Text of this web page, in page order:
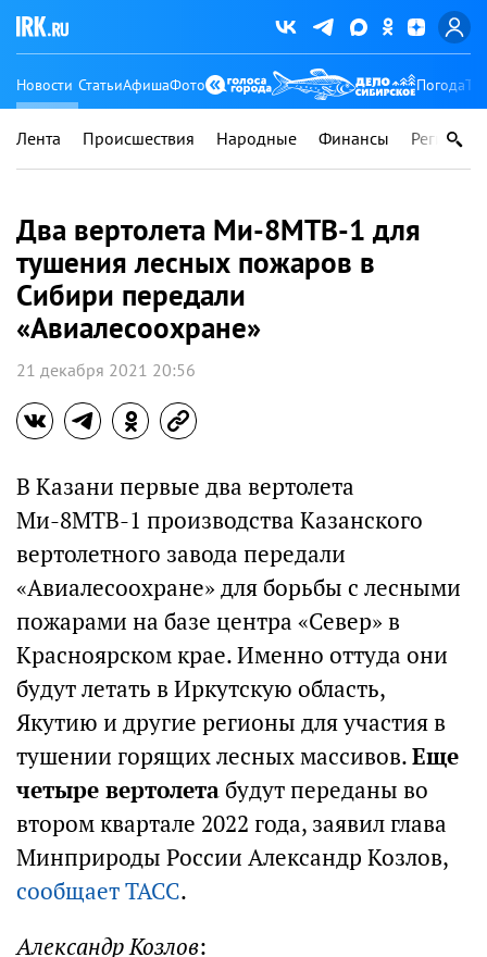
Новости СтатьиАфишаФото Погода
Лента Происшествия Народные Финансы Регионы
Два вертолета Ми-8МТВ-1 для
тушения лесных пожаров в
Сибири передали
«Авиалесоохране»
21 декабря 2021 20:56
В Казани первые два вертолета
Ми-8МТВ-1 производства Казанского
вертолетного завода передали
«Авиалесоохране» для борьбы с лесными
пожарами на базе центра «Север» в
Красноярском крае. Именно оттуда они
будут летать в Иркутскую область,
Якутию и другие регионы для участия в
тушении горящих лесных массивов.Еще
четыре вертолетабудут переданы во
втором квартале 2022 года, заявил глава
Минприроды России Александр Козлов,
сообщает ТАСС.
Александр Козлов: